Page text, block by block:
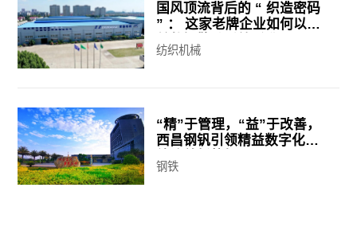
国风顶流背后的 “ 织造密码
” ： 这家老牌企业如何以精
益数智擎动质效跃升？
纺织机械
“精”于管理，“益”于改善，
西昌钢钒引领精益数字化持
钢铁